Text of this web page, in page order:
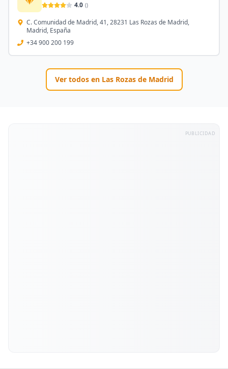
4.0 ()
C. Comunidad de Madrid, 41, 28231 Las Rozas de Madrid,
Madrid, España
+34 900 200 199
Ver todos en Las Rozas de Madrid
PUBLICIDAD